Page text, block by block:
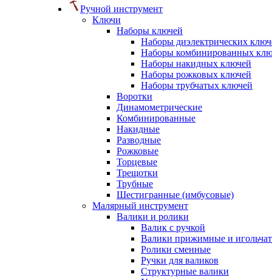
Ручной инструмент
Ключи
Наборы ключей
Наборы диэлектрических
Наборы комбинированных
Наборы накидных ключей
Наборы рожковых ключей
Наборы трубчатых ключей
Воротки
Динамометрические
Комбинированные
Накидные
Разводные
Рожковые
Торцевые
Трещотки
Трубные
Шестигранные (имбусовые)
Малярный инструмент
Валики и ролики
Валик с ручкой
Валики прижимные и
Ролики сменные
Ручки для валиков
Структурные валики